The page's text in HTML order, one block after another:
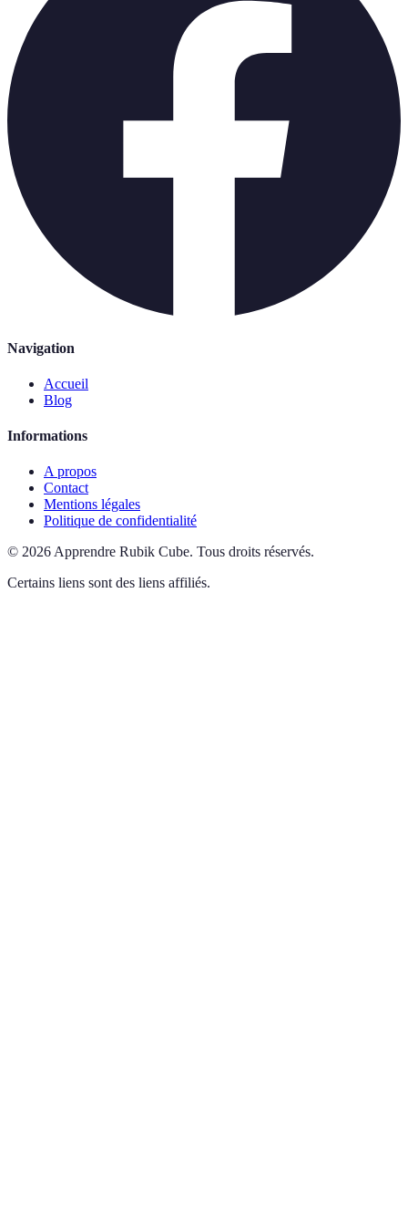
Navigation
Accueil
Blog
Informations
A propos
Contact
Mentions légales
Politique de confidentialité
© 2026Apprendre Rubik Cube. Tous droits réservés.
Certains liens sont des liens affiliés.